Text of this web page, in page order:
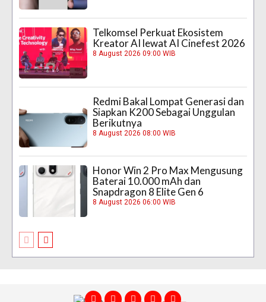
Telkomsel Perkuat Ekosistem
Kreator AI lewat AI Cinefest 2026
8 August 2026 09:00 WIB
Redmi Bakal Lompat Generasi dan
Siapkan K200 Sebagai Unggulan
Berikutnya
8 August 2026 08:00 WIB
Honor Win 2 Pro Max Mengusung
Baterai 10.000 mAh dan
Snapdragon 8 Elite Gen 6
8 August 2026 06:00 WIB